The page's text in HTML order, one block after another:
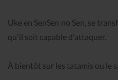
Uke en SenSen no Sen, se
qu'il soit capable d'attaquer.
À bientôt sur les tatamis ou le